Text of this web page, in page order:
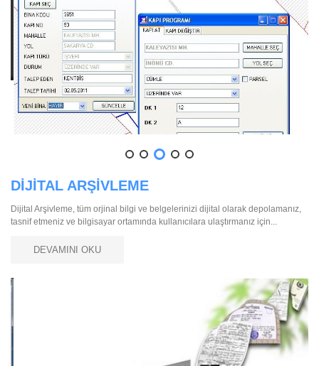
DİJİTAL ARŞİVLEME
Dijital Arşivleme, tüm orjinal bilgi ve belgelerinizi dijital olarak depolamanız,
tasnif etmeniz ve bilgisayar ortamında kullanıcılara ulaştırmanız için...
DEVAMINI OKU